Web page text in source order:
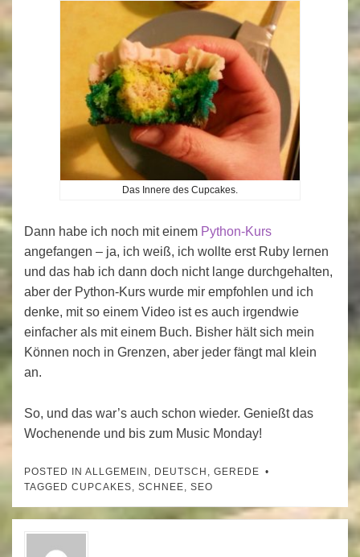
Das Innere des Cupcakes.
Dann habe ich noch mit einem Python-Kurs
angefangen – ja, ich weiß, ich wollte erst Ruby lernen
und das hab ich dann doch nicht lange durchgehalten,
aber der Python-Kurs wurde mir empfohlen und ich
denke, mit so einem Video ist es auch irgendwie
einfacher als mit einem Buch. Bisher hält sich mein
Können noch in Grenzen, aber jeder fängt mal klein
an.
So, und das war’s auch schon wieder. Genießt das
Wochenende und bis zum Music Monday!
POSTED IN ALLGEMEIN , DEUTSCH , GEREDE
TAGGED CUPCAKES, SCHNEE, SEO